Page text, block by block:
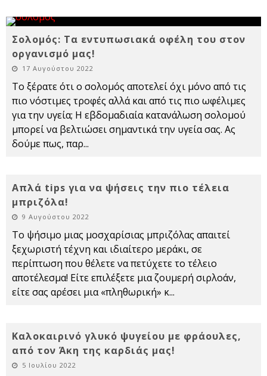
Σολομός: Τα εντυπωσιακά οφέλη του στον
οργανισμό μας!
17 Αυγούστου 2022
Το ξέρατε ότι ο σολομός αποτελεί όχι μόνο από τις
πιο νόστιμες τροφές αλλά και από τις πιο ωφέλιμες
για την υγεία; Η εβδομαδιαία κατανάλωση σολομού
μπορεί να βελτιώσει σημαντικά την υγεία σας. Ας
δούμε πως, παρ...
Απλά tips για να ψήσεις την πιο τέλεια
μπριζόλα!
9 Αυγούστου 2022
Το ψήσιμο μιας μοσχαρίσιας μπριζόλας απαιτεί
ξεχωριστή τέχνη και ιδιαίτερο μεράκι, σε
περίπτωση που θέλετε να πετύχετε το τέλειο
αποτέλεσμα! Είτε επιλέξετε μια ζουμερή σιρλοάν,
είτε σας αρέσει μια «πληθωρική» κ...
Καλοκαιρινό γλυκό ψυγείου με φράουλες,
από τον Άκη της καρδιάς μας!
5 Ιουλίου 2022